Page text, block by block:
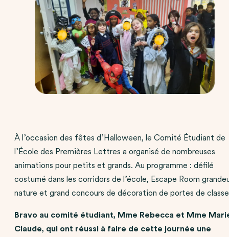
À l’occasion des fêtes d’Halloween, le Comité Étudiant de
l’École des Premières Lettres a organisé de nombreuses
animations pour petits et grands. Au programme : défilé
costumé dans les corridors de l’école, Escape Room
nature et grand concours de décoration de portes de
Bravo au comité étudiant, Mme Rebecca et Mme
Claude, qui ont réussi à faire de cette journée une